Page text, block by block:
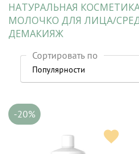
НАТУРАЛЬНАЯ
МОЛОЧКО ДЛЯ ЛИЦА/
ДЕМАКИЯЖ
Сортировать по
-20%